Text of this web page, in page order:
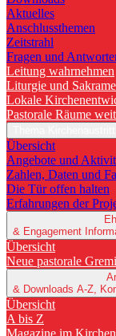
Aktuelles
Anschlussthemen
Zeitstrahl
Fragen und
Leitung wahrnehmen
Liturgie und
Lokale
Pastorale Räume
Übersicht
Angebote und
Zahlen, Daten und
Die Tür offen halten
Erfahrungen der
& Engagement
Übersicht
Neue pastorale
& Downloads A-Z,
Übersicht
A bis Z
Magazine im